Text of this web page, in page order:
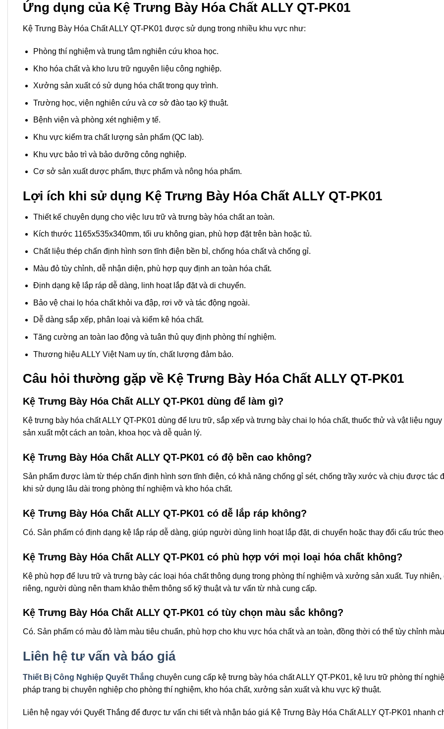
Ứng dụng của Kệ Trưng Bày Hóa Chất ALLY QT-PK01
Kệ Trưng Bày Hóa Chất ALLY QT-PK01 được sử dụng trong nhiều khu vực như:
Phòng thí nghiệm và trung tâm nghiên cứu khoa học.
Kho hóa chất và kho lưu trữ nguyên liệu công nghiệp.
Xưởng sản xuất có sử dụng hóa chất trong quy trình.
Trường học, viện nghiên cứu và cơ sở đào tạo kỹ thuật.
Bệnh viện và phòng xét nghiệm y tế.
Khu vực kiểm tra chất lượng sản phẩm (QC lab).
Khu vực bảo trì và bảo dưỡng công nghiệp.
Cơ sở sản xuất dược phẩm, thực phẩm và nông hóa phẩm.
Lợi ích khi sử dụng Kệ Trưng Bày Hóa Chất ALLY QT-PK01
Thiết kế chuyên dụng cho việc lưu trữ và trưng bày hóa chất an toàn.
Kích thước 1165x535x340mm, tối ưu không gian, phù hợp đặt trên bàn hoặc tủ.
Chất liệu thép chấn định hình sơn tĩnh điện bền bỉ, chống hóa chất và chống gỉ.
Màu đỏ tùy chỉnh, dễ nhận diện, phù hợp quy định an toàn hóa chất.
Định dạng kệ lắp ráp dễ dàng, linh hoạt lắp đặt và di chuyển.
Bảo vệ chai lọ hóa chất khỏi va đập, rơi vỡ và tác động ngoài.
Dễ dàng sắp xếp, phân loại và kiểm kê hóa chất.
Tăng cường an toàn lao động và tuân thủ quy định phòng thí nghiệm.
Thương hiệu ALLY Việt Nam uy tín, chất lượng đảm bảo.
Câu hỏi thường gặp về Kệ Trưng Bày Hóa Chất ALLY QT-PK01
Kệ Trưng Bày Hóa Chất ALLY QT-PK01 dùng để làm gì?
Kệ trưng bày hóa chất ALLY QT-PK01 dùng để lưu trữ, sắp xếp và trưng bày chai lọ hóa chất, thuốc thử và vật liệu
sản xuất một cách an toàn, khoa học và dễ quản lý.
Kệ Trưng Bày Hóa Chất ALLY QT-PK01 có độ bền cao không?
Sản phẩm được làm từ thép chấn định hình sơn tĩnh điện, có khả năng chống gỉ sét, chống trầy xước và chịu được tác
khi sử dụng lâu dài trong phòng thí nghiệm và kho hóa chất.
Kệ Trưng Bày Hóa Chất ALLY QT-PK01 có dễ lắp ráp không?
Có. Sản phẩm có định dạng kệ lắp ráp dễ dàng, giúp người dùng linh hoạt lắp đặt, di chuyển hoặc thay đổi cấu trúc
Kệ Trưng Bày Hóa Chất ALLY QT-PK01 có phù hợp với mọi loại hóa chất không?
Kệ phù hợp để lưu trữ và trưng bày các loại hóa chất thông dụng trong phòng thí nghiệm và xưởng sản xuất. Tuy
riêng, người dùng nên tham khảo thêm thông số kỹ thuật và tư vấn từ nhà cung cấp.
Kệ Trưng Bày Hóa Chất ALLY QT-PK01 có tùy chọn màu sắc không?
Có. Sản phẩm có màu đỏ làm màu tiêu chuẩn, phù hợp cho khu vực hóa chất và an toàn, đồng thời có thể tùy chỉnh
Liên hệ tư vấn và báo giá
Thiết Bị Công Nghiệp Quyết Thắng chuyên cung cấp kệ trưng bày hóa chất ALLY QT-PK01, kệ lưu trữ phòng thí
pháp trang bị chuyên nghiệp cho phòng thí nghiệm, kho hóa chất, xưởng sản xuất và khu vực kỹ thuật.
Liên hệ ngay với Quyết Thắng để được tư vấn chi tiết và nhận báo giá Kệ Trưng Bày Hóa Chất ALLY QT-PK01 nhanh